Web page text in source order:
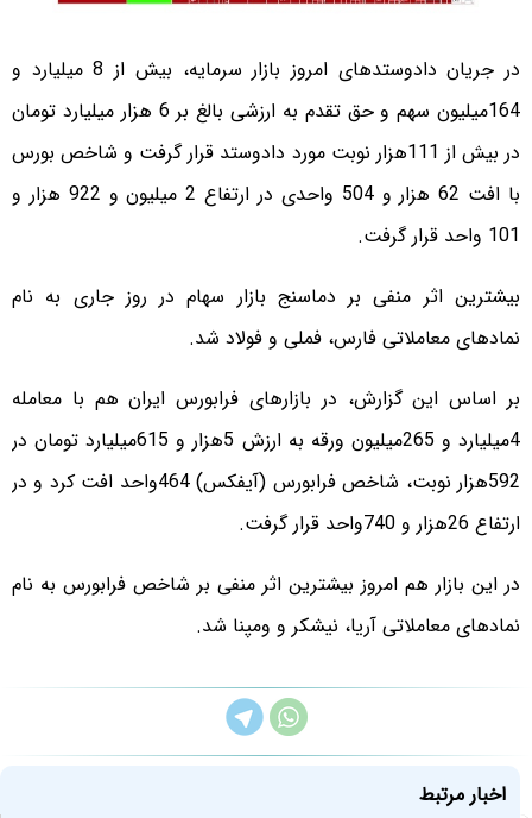
در جریان دادوستدهای امروز بازار سرمایه، بیش از 8 میلیارد و
164میلیون سهم و حق تقدم به ارزشی بالغ بر 6 هزار میلیارد تومان
در بیش از 111هزار نوبت مورد دادوستد قرار گرفت و شاخص بورس
با افت 62 هزار و 504 واحدی در ارتفاع 2 میلیون و 922 هزار و
101 واحد قرار گرفت.
بیشترین اثر منفی بر دماسنج بازار سهام در روز جاری به نام
نمادهای معاملاتی فارس، فملی و فولاد شد.
بر اساس این گزارش، در بازارهای فرابورس ایران هم با معامله
4میلیارد و 265میلیون ورقه به ارزش 5هزار و 615میلیارد تومان در
592هزار نوبت، شاخص فرابورس (آیفکس) 464واحد افت کرد و در
ارتفاع 26هزار و 740واحد قرار گرفت.
در این بازار هم امروز بیشترین اثر منفی بر شاخص فرابورس به نام
نمادهای معاملاتی آریا، نیشکر و ومپنا شد.
اخبار مرتبط